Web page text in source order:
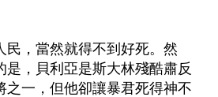
民，當然就得不到好死。然
是，貝利亞是斯大林殘酷肅反
之一，但他卻讓暴君死得神不